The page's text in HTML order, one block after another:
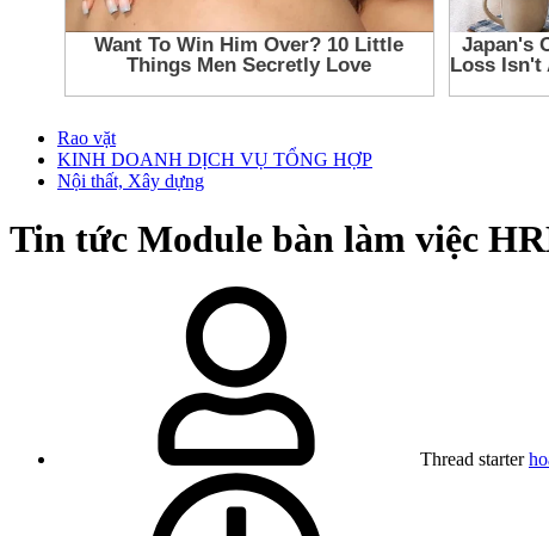
Rao vặt
KINH DOANH DỊCH VỤ TỔNG HỢP
Nội thất, Xây dựng
Tin tức Module bàn làm việc
Thread starter